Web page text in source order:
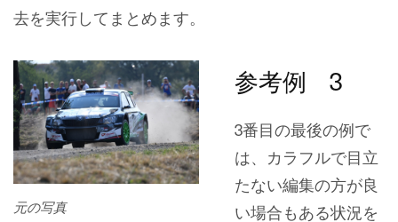
去を実行してまとめます。
元の写真
参考例 3
3番目の最後の例で
は、カラフルで目立
たない編集の方が良
い場合もある状況を